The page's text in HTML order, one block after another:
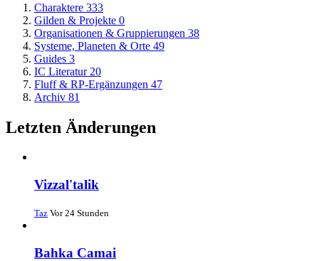
Charaktere 333
Gilden & Projekte 0
Organisationen & Gruppierungen 38
Systeme, Planeten & Orte 49
Guides 3
IC Literatur 20
Fluff & RP-Ergänzungen 47
Archiv 81
Letzten Änderungen
Vizzal'talik
Taz Vor 24 Stunden
Bahka Camai